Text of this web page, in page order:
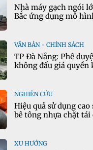
Nhà máy gạch ngói
Bắc ứng dụng mô
VĂN BẢN - CHÍNH SÁCH
TP Đà Nẵng: Phê
không đấu giá quyền
NGHIÊN CỨU
Hiệu quả sử dụng
bê tông nhựa chặt tái
XU HƯỚNG